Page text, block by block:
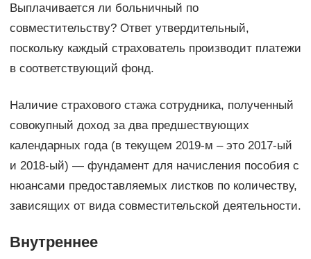
Выплачивается ли больничный по
совместительству? Ответ утвердительный,
поскольку каждый страхователь производит платежи
в соответствующий фонд.
Наличие страхового стажа сотрудника, полученный
совокупный доход за два предшествующих
календарных года (в текущем 2019-м – это 2017-ый
и 2018-ый) — фундамент для начисления пособия с
нюансами предоставляемых листков по количеству,
зависящих от вида совместительской деятельности.
Внутреннее